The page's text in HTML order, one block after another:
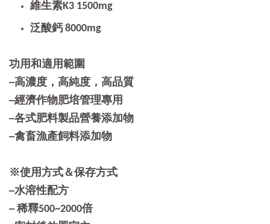
維生素K3 1500mg
泛酸鈣 8000mg
功用和適用範圍
─高濃度，高純度，高品質
─經濟作物肥培管理專用
─各式肥料製品營養添加物
─禽畜漁產飼料添加物
※使用方式＆保存方式
─水溶性配方
─ 稀釋500~2000倍